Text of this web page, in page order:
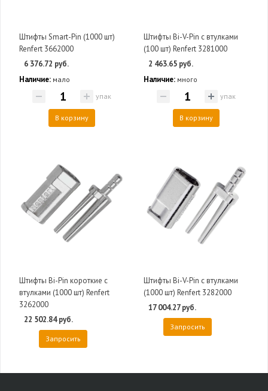
Штифты Smart-Pin (1000 шт)
Renfert 3662000
6 376.72 руб.
Наличие: мало
упак
В корзину
Штифты Bi-V-Pin c втулками
(100 шт) Renfert 3281000
2 463.65 руб.
Наличие: много
упак
В корзину
Штифты Bi-Pin короткие с
втулками (1000 шт) Renfert
3262000
22 502.84 руб.
Запросить
Штифты Bi-V-Pin c втулками
(1000 шт) Renfert 3282000
17 004.27 руб.
Запросить